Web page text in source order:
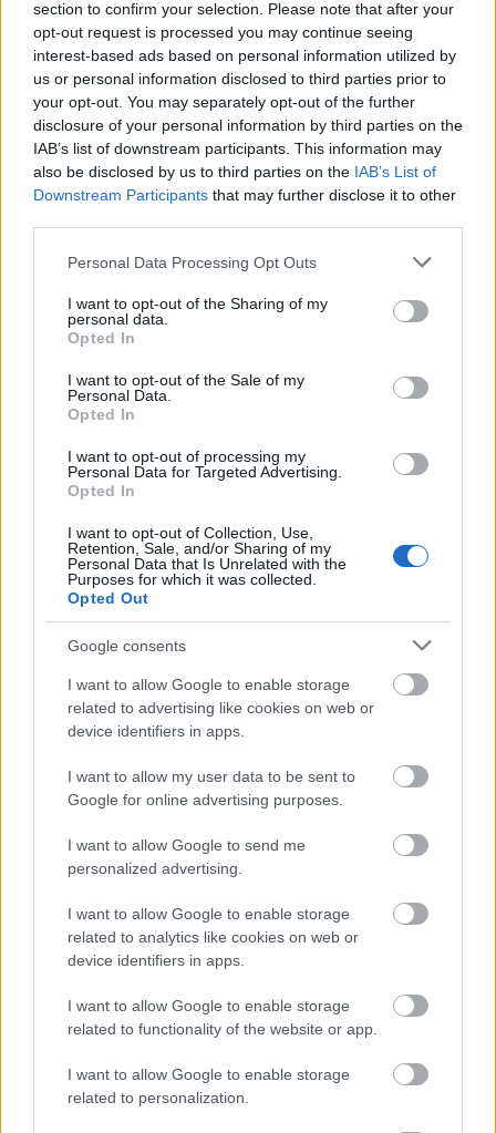
section to confirm your selection. Please note that after your
opt-out request is processed you may continue seeing
interest-based ads based on personal information utilized by
us or personal information disclosed to third parties prior to
your opt-out. You may separately opt-out of the further
disclosure of your personal information by third parties on the
IAB’s list of downstream participants. This information may
also be disclosed by us to third parties on the IAB’s List of
Downstream Participants that may further disclose it to other
Please note that this website/app uses one or more Google
not limited to your visit or usage behaviour. You may click to
grant or deny consent to Google and its third-party tags to
use your data for below specified purposes in below Google
consent section.
Personal Data Processing Opt Outs
I want to opt-out of the Sharing of my
personal data.
Opted In
I want to opt-out of the Sale of my
Personal Data.
Opted In
I want to opt-out of processing my
Personal Data for Targeted Advertising.
Opted In
I want to opt-out of Collection, Use,
Retention, Sale, and/or Sharing of my
Personal Data that Is Unrelated with the
Purposes for which it was collected.
Opted Out
Google consents
I want to allow Google to enable storage
related to advertising like cookies on web or
device identifiers in apps.
I want to allow my user data to be sent to
Google for online advertising purposes.
I want to allow Google to send me
personalized advertising.
I want to allow Google to enable storage
related to analytics like cookies on web or
device identifiers in apps.
I want to allow Google to enable storage
related to functionality of the website or app.
I want to allow Google to enable storage
related to personalization.
Ο Σύνδεσμος Καμενιανιτών – Δροβολοβιτών –
Δεσινιωτών στα «Καμενιάνεια 2026»
Το άθλημα της μακροζωίας: Χαρίζει έως και 5